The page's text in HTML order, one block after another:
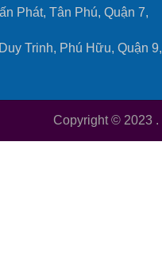
Phát, Tân Phú, Quận 7,
Trinh, Phú Hữu, Quận 9,
Copyright © 2023 .